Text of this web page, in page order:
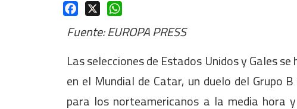
Facebook
Fuente: EUROPA PRESS
Las selecciones de Estados Unidos y Gales
en el Mundial de Catar, un duelo del Grupo
para los norteamericanos a la media hora